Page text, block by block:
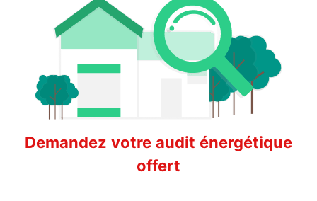
Demandez votre audit énergétique
offert